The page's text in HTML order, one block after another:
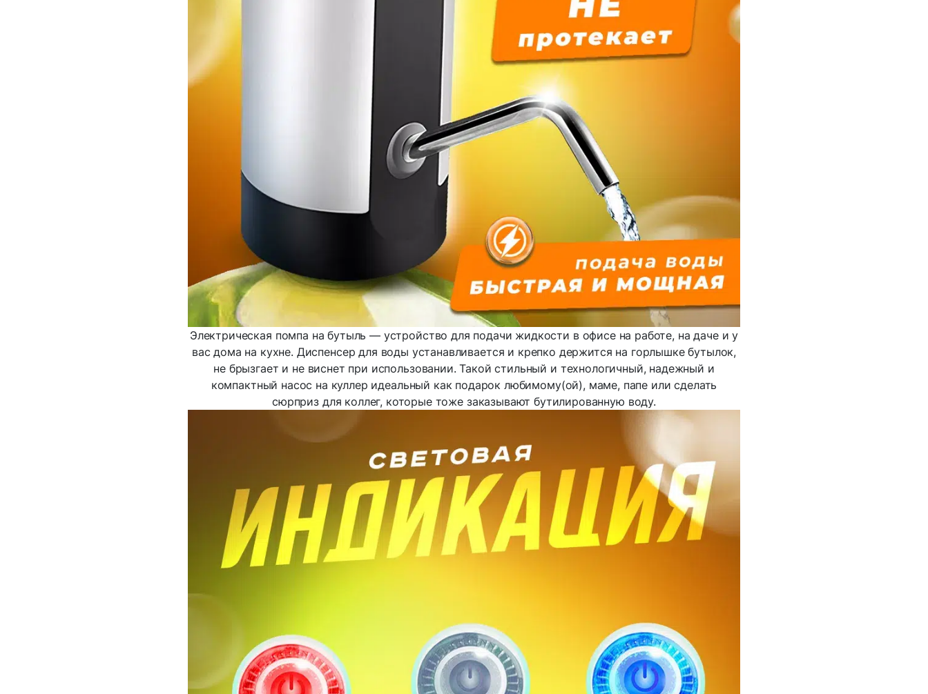
Электрическая помпа на бутыль — устройство для подачи жидкости в офисе на работе, на даче и у
вас дома на кухне. Диспенсер для воды устанавливается и крепко держится на горлышке бутылок,
не брызгает и не виснет при использовании. Такой стильный и технологичный, надежный и
компактный насос на куллер идеальный как подарок любимому(ой), маме, папе или сделать
сюрприз для коллег, которые тоже заказывают бутилированную воду.